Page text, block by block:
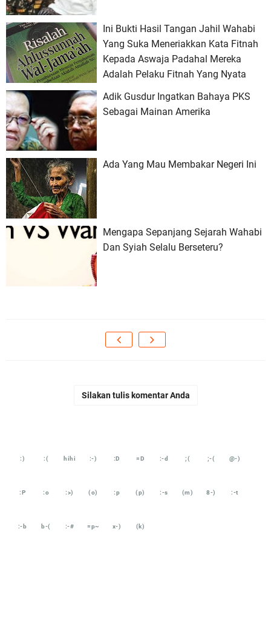
Ini Bukti Hasil Tangan Jahil Wahabi
Yang Suka Meneriakkan Kata Fitnah
Kepada Aswaja Padahal Mereka
Adalah Pelaku Fitnah Yang Nyata
Adik Gusdur Ingatkan Bahaya PKS
Sebagai Mainan Amerika
Ada Yang Mau Membakar Negeri Ini
Mengapa Sepanjang Sejarah Wahabi
Dan Syiah Selalu Berseteru?
Silakan tulis komentar Anda
:) :( hihi :-) :D =D :-d ;( ;-( @-)
:P :o :>) (o) :p (p) :-s (m) 8-) :-t
:-b b-( :-# =p~ x-) (k)